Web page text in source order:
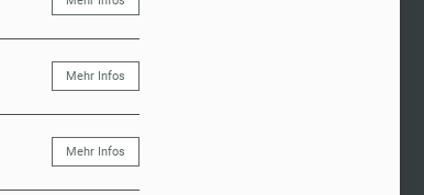
Mehr Infos
Mehr Infos